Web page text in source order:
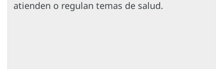
atienden o regulan temas de salud.